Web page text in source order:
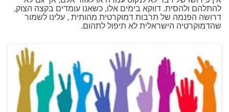
להתלהם ולהסית. דווקא בימים אלו, כשאנו עומדים בקצה הצוק,
דרושה הפנמה של תרבות דמוקרטית מהותית , עלינו לשמור
שהדמוקרטיה הישראלית לא תיפול לתהום.